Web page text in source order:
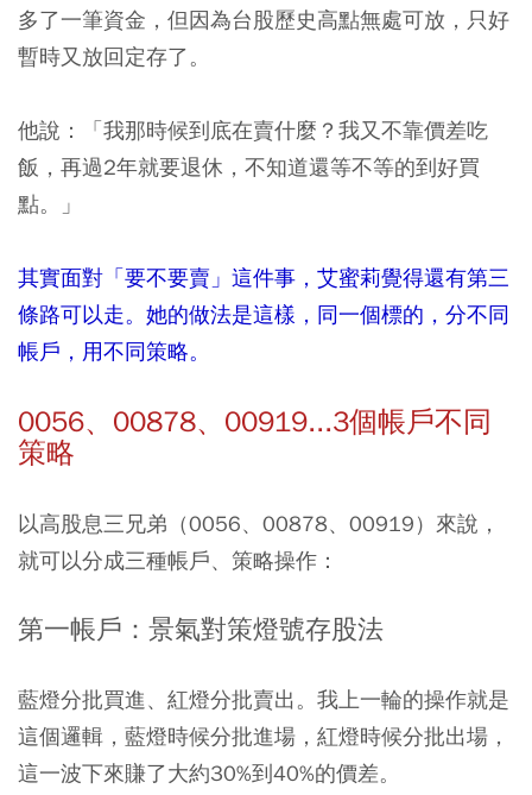
多了一筆資金，但因為台股歷史高點無處可放，只好
暫時又放回定存了。
他說：「我那時候到底在賣什麼？我又不靠價差吃
飯，再過2年就要退休，不知道還等不等的到好買
點。」
其實面對「要不要賣」這件事，艾蜜莉覺得還有第三
條路可以走。她的做法是這樣，同一個標的，分不同
帳戶，用不同策略。
0056、00878、00919...3個帳戶不同
策略
以高股息三兄弟（0056、 00878、 00919）來說，
就可以分成三種帳戶、策略操作：
第一帳戶：景氣對策燈號存股法
藍燈分批買進、紅燈分批賣出。我上一輪的操作就是
這個邏輯，藍燈時候分批進場，紅燈時候分批出場，
這一波下來賺了大約30%到40%的價差。